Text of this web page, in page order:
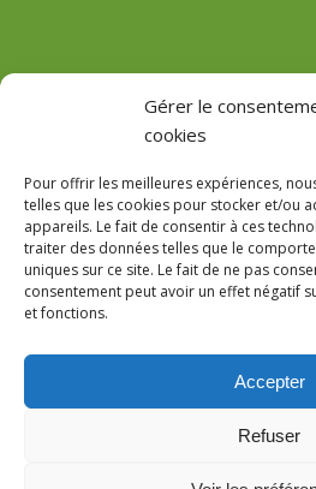
Gérer le
cookies
Pour offrir les meilleures expériences,
telles que les cookies pour stocker et/ou
appareils. Le fait de consentir à ces
traiter des données telles que le
uniques sur ce site. Le fait de ne pas
consentement peut avoir un effet négatif
et fonctions.
Accepter
Refuser
GPS : 47.184471755485816,
Le Domaine
Accès
Réservations
Notre site utilise des cookies pour